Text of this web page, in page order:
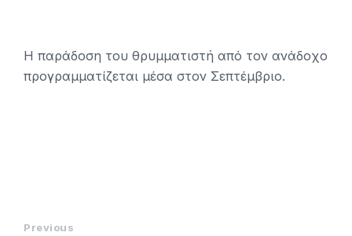
Η παράδοση του θρυμματιστή από τον ανάδοχο
προγραμματίζεται μέσα στον Σεπτέμβριο.
Previous